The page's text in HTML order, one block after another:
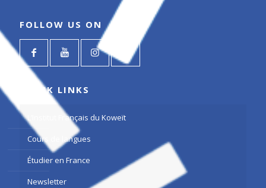
FOLLOW US ON
QUICK LINKS
L’Institut Français du Koweït
Cours de langues
Étudier en France
Newsletter